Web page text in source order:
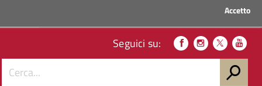
Accetto
Seguici su: